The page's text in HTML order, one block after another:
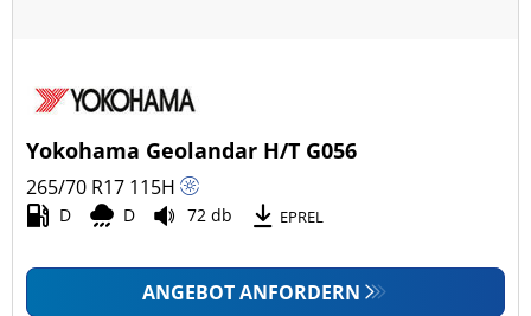
Yokohama Geolandar H/T G056
265/70 R17 115H
D D 72 db EPREL
ANGEBOT ANFORDERN